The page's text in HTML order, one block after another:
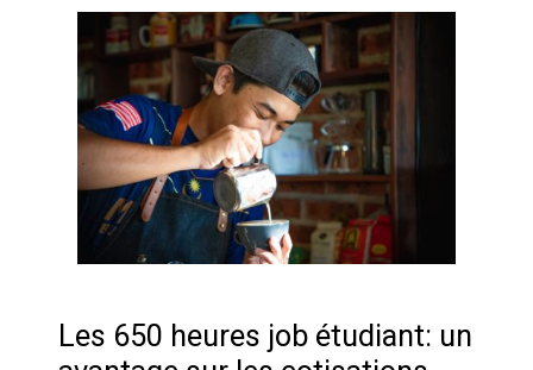
Les 650 heures job étudiant: un